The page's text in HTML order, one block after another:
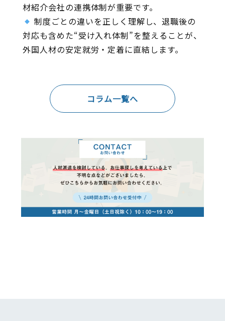
材紹介会社の連携体制が重要です。
制度ごとの違いを正しく理解し、退職後の
対応も含めた“受け入れ体制”を整えることが、
外国人材の安定就労・定着に直結します。
コラム一覧へ